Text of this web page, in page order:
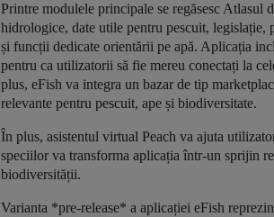
Printre modulele principale se regăsesc
hidrologice, date utile pentru pescuit,
și funcții dedicate orientării pe apă. Aplicația
pentru ca utilizatorii să fie mereu conectați la
plus, eFish va integra un bazar de tip
relevante pentru pescuit, ape și biodiversitate.
În plus, asistentul virtual Peach va ajuta
speciilor va transforma aplicația într-un sprijin
biodiversității.
Varianta *pre-release* a aplicației eFish